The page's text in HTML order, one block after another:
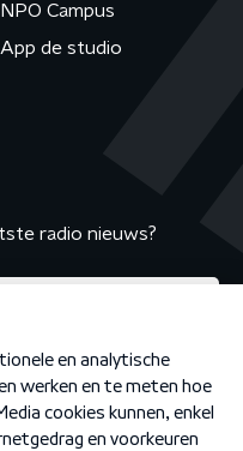
NPO Campus
App de studio
radio nieuws?